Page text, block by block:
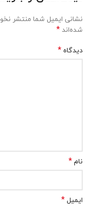
نشانی ایمیل شما منتشر
شده‌اند *
دیدگاه *
نام *
ایمیل *